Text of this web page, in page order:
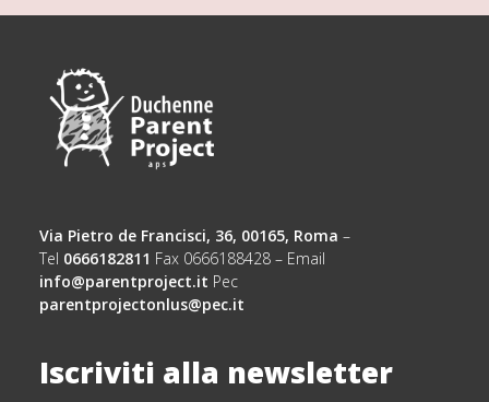
Via Pietro de Francisci, 36, 00165, Roma –
Tel 0666182811 Fax 0666188428 – Email
info@parentproject.it Pec
parentprojectonlus@pec.it
Iscriviti alla newsletter